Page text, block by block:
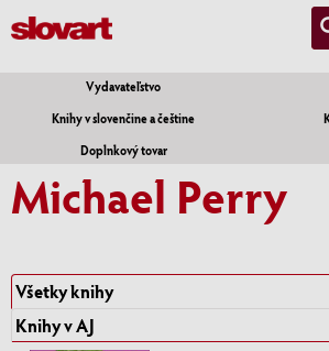
Vydavateľstvo
Knihy v slovenčine a češtine
Doplnkový tovar
Michael Perry
Všetky knihy
Knihy v AJ